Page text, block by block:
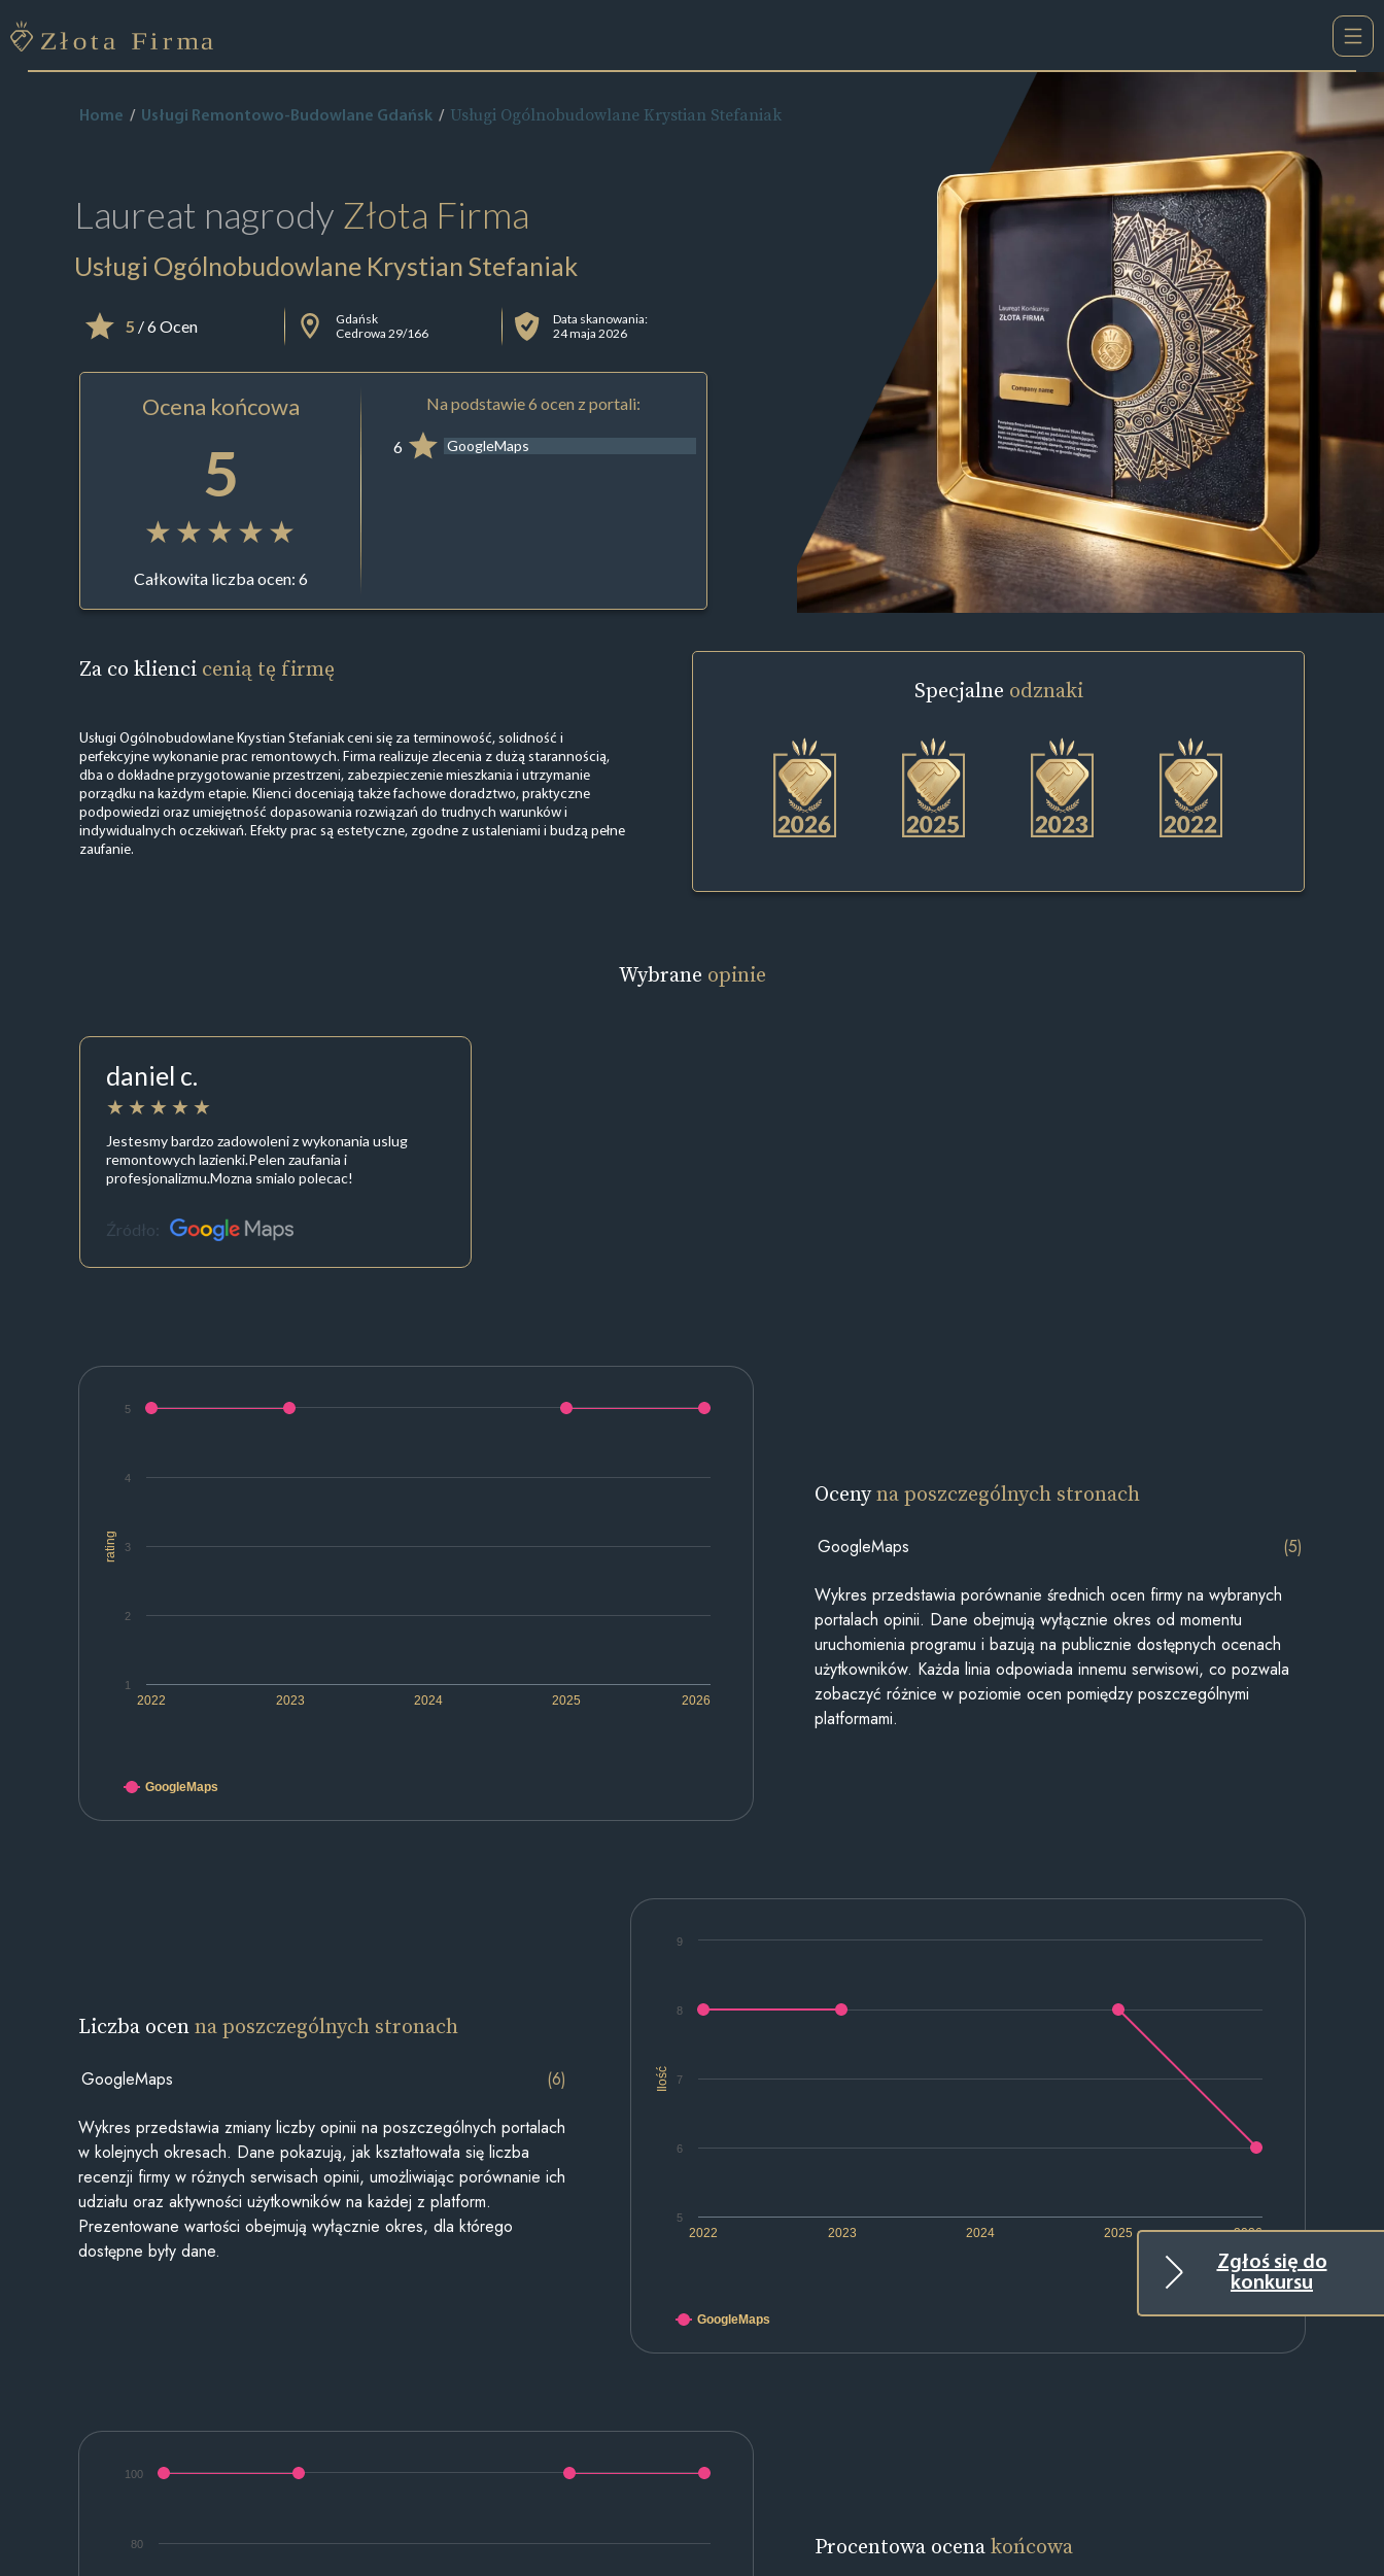
Zgłoś się do
konkursu
Home Usługi Remontowo-Budowlane Gdańsk Usługi Ogólnobudowlane Krystian Stefaniak
Laureat nagrody Złota Firma
Usługi Ogólnobudowlane Krystian Stefaniak
5 / 6 Ocen
Gdańsk
Cedrowa 29/166
Data skanowania:
24 maja 2026
Ocena końcowa
5
Całkowita liczba ocen: 6
Na podstawie 6 ocen z portali:
6 GoogleMaps
Za co klienci cenią tę firmę
Usługi Ogólnobudowlane Krystian Stefaniak ceni się za terminowość, solidność i
perfekcyjne wykonanie prac remontowych. Firma realizuje zlecenia z dużą starannością,
dba o dokładne przygotowanie przestrzeni, zabezpieczenie mieszkania i utrzymanie
porządku na każdym etapie. Klienci doceniają także fachowe doradztwo, praktyczne
podpowiedzi oraz umiejętność dopasowania rozwiązań do trudnych warunków i
indywidualnych oczekiwań. Efekty prac są estetyczne, zgodne z ustaleniami i budzą pełne
zaufanie.
Specjalne odznaki
Wybrane opinie
daniel c.
Jestesmy bardzo zadowoleni z wykonania uslug
remontowych lazienki.Pelen zaufania i
profesjonalizmu.Mozna smialo polecac!
Źródło:
rating
2022 2023 2024 2025 2026
1
2
3
4
5
GoogleMaps
Ocenyna poszczególnych stronach
GoogleMaps (5)
Wykres przedstawia porównanie średnich ocen firmy na wybranych
portalach opinii. Dane obejmują wyłącznie okres od momentu
uruchomienia programu i bazują na publicznie dostępnych ocenach
użytkowników. Każda linia odpowiada innemu serwisowi, co pozwala
zobaczyć różnice w poziomie ocen pomiędzy poszczególnymi
platformami.
Ilość
2022 2023 2024 2025 2026
6
7
8
5
9
GoogleMaps
Liczba ocenna poszczególnych stronach
GoogleMaps (6)
Wykres przedstawia zmiany liczby opinii na poszczególnych portalach
w kolejnych okresach. Dane pokazują, jak kształtowała się liczba
recenzji firmy w różnych serwisach opinii, umożliwiając porównanie ich
udziału oraz aktywności użytkowników na każdej z platform.
Prezentowane wartości obejmują wyłącznie okres, dla którego
dostępne były dane.
80
100
Procentowa ocenakońcowa